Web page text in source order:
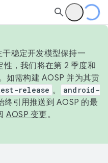
稳定开发模型保持一
，我们将在第 2 季度和
如需构建 AOSP 并为其贡
release 。
android-
终引用推送到 AOSP 的最
AOSP 变更。